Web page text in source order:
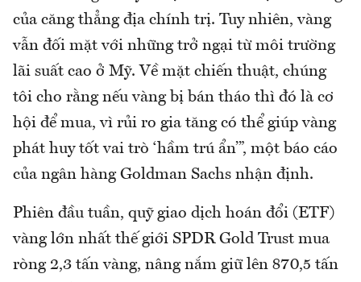
của căng thẳng địa chính trị. Tuy nhiên, vàng
vẫn đối mặt với những trở ngại từ môi trường
lãi suất cao ở Mỹ. Về mặt chiến thuật, chúng
tôi cho rằng nếu vàng bị bán tháo thì đó là cơ
hội để mua, vì rủi ro gia tăng có thể giúp vàng
phát huy tốt vai trò ‘hầm trú ẩn’”, một báo cáo
của ngân hàng Goldman Sachs nhận định.
Phiên đầu tuần, quỹ giao dịch hoán đổi (ETF)
vàng lớn nhất thế giới SPDR Gold Trust mua
ròng 2,3 tấn vàng, nâng nắm giữ lên 870,5 tấn